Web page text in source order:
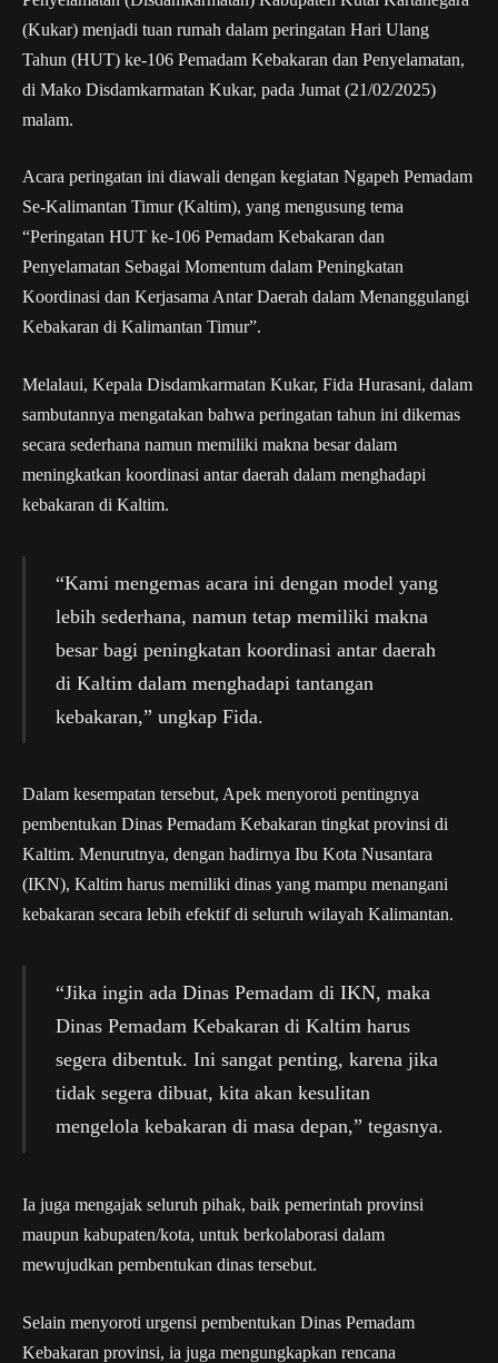
(Kukar) menjadi tuan rumah dalam peringatan Hari Ulang
Tahun (HUT) ke-106 Pemadam Kebakaran dan Penyelamatan,
di Mako Disdamkarmatan Kukar, pada Jumat (21/02/2025)
malam.
Acara peringatan ini diawali dengan kegiatan Ngapeh Pemadam
Se-Kalimantan Timur (Kaltim), yang mengusung tema
“Peringatan HUT ke-106 Pemadam Kebakaran dan
Penyelamatan Sebagai Momentum dalam Peningkatan
Koordinasi dan Kerjasama Antar Daerah dalam Menanggulangi
Kebakaran di Kalimantan Timur”.
Melalaui, Kepala Disdamkarmatan Kukar, Fida Hurasani, dalam
sambutannya mengatakan bahwa peringatan tahun ini dikemas
secara sederhana namun memiliki makna besar dalam
meningkatkan koordinasi antar daerah dalam menghadapi
kebakaran di Kaltim.
“Kami mengemas acara ini dengan model yang
lebih sederhana, namun tetap memiliki makna
besar bagi peningkatan koordinasi antar daerah
di Kaltim dalam menghadapi tantangan
kebakaran,” ungkap Fida.
Dalam kesempatan tersebut, Apek menyoroti pentingnya
pembentukan Dinas Pemadam Kebakaran tingkat provinsi di
Kaltim. Menurutnya, dengan hadirnya Ibu Kota Nusantara
(IKN), Kaltim harus memiliki dinas yang mampu menangani
kebakaran secara lebih efektif di seluruh wilayah Kalimantan.
“Jika ingin ada Dinas Pemadam di IKN, maka
Dinas Pemadam Kebakaran di Kaltim harus
segera dibentuk. Ini sangat penting, karena jika
tidak segera dibuat, kita akan kesulitan
mengelola kebakaran di masa depan,” tegasnya.
Ia juga mengajak seluruh pihak, baik pemerintah provinsi
maupun kabupaten/kota, untuk berkolaborasi dalam
mewujudkan pembentukan dinas tersebut.
Selain menyoroti urgensi pembentukan Dinas Pemadam
Kebakaran provinsi, ia juga mengungkapkan rencana